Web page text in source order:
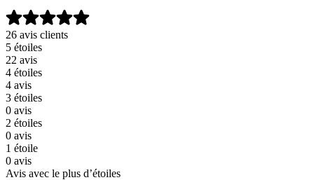
26 avis clients
5 étoiles
22 avis
4 étoiles
4 avis
3 étoiles
0 avis
2 étoiles
0 avis
1 étoile
0 avis
Avis avec le plus d’étoiles